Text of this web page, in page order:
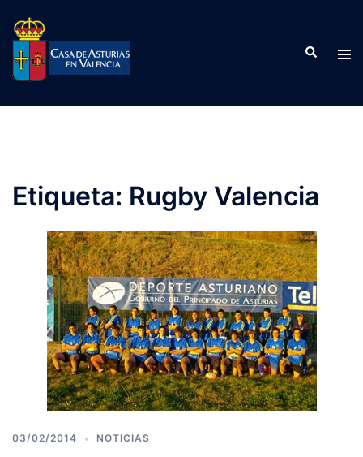
contenido
Buscar
Etiqueta: Rugby Valencia
03/02/2014 NOTICIAS